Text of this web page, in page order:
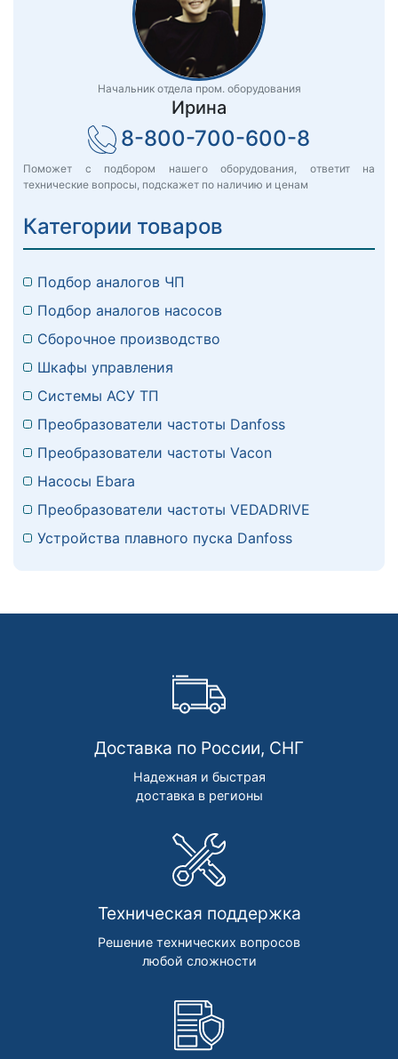
Начальник отдела пром. оборудования
Ирина
8-800-700-600-8
Поможет с подбором нашего оборудования, ответит на
технические вопросы, подскажет по наличию и ценам
Категории товаров
Подбор аналогов ЧП
Подбор аналогов насосов
Сборочное производство
Шкафы управления
Системы АСУ ТП
Преобразователи частоты Danfoss
Преобразователи частоты Vacon
Насосы Ebara
Преобразователи частоты VEDADRIVE
Устройства плавного пуска Danfoss
Доставка по России, СНГ
Надежная и быстрая
доставка в регионы
Техническая поддержка
Решение технических вопросов
любой сложности